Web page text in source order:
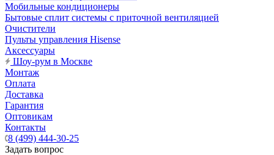
Мобильные кондиционеры
Бытовые сплит системы с приточной вентиляцией
Очистители
Пульты управления Hisense
Аксессуары
Шоу-рум в Москве
Монтаж
Оплата
Доставка
Гарантия
Оптовикам
Контакты
8 (499) 444-30-25
Задать вопрос